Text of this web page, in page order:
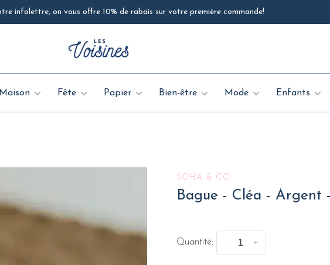
infolettre, on vous offre 10% de rabais sur votre première commande!
Maison Fête Papier Bien-être Mode Enfants
SOHA & CO.
Bague - Cléa - Argent
Quantité: +
-